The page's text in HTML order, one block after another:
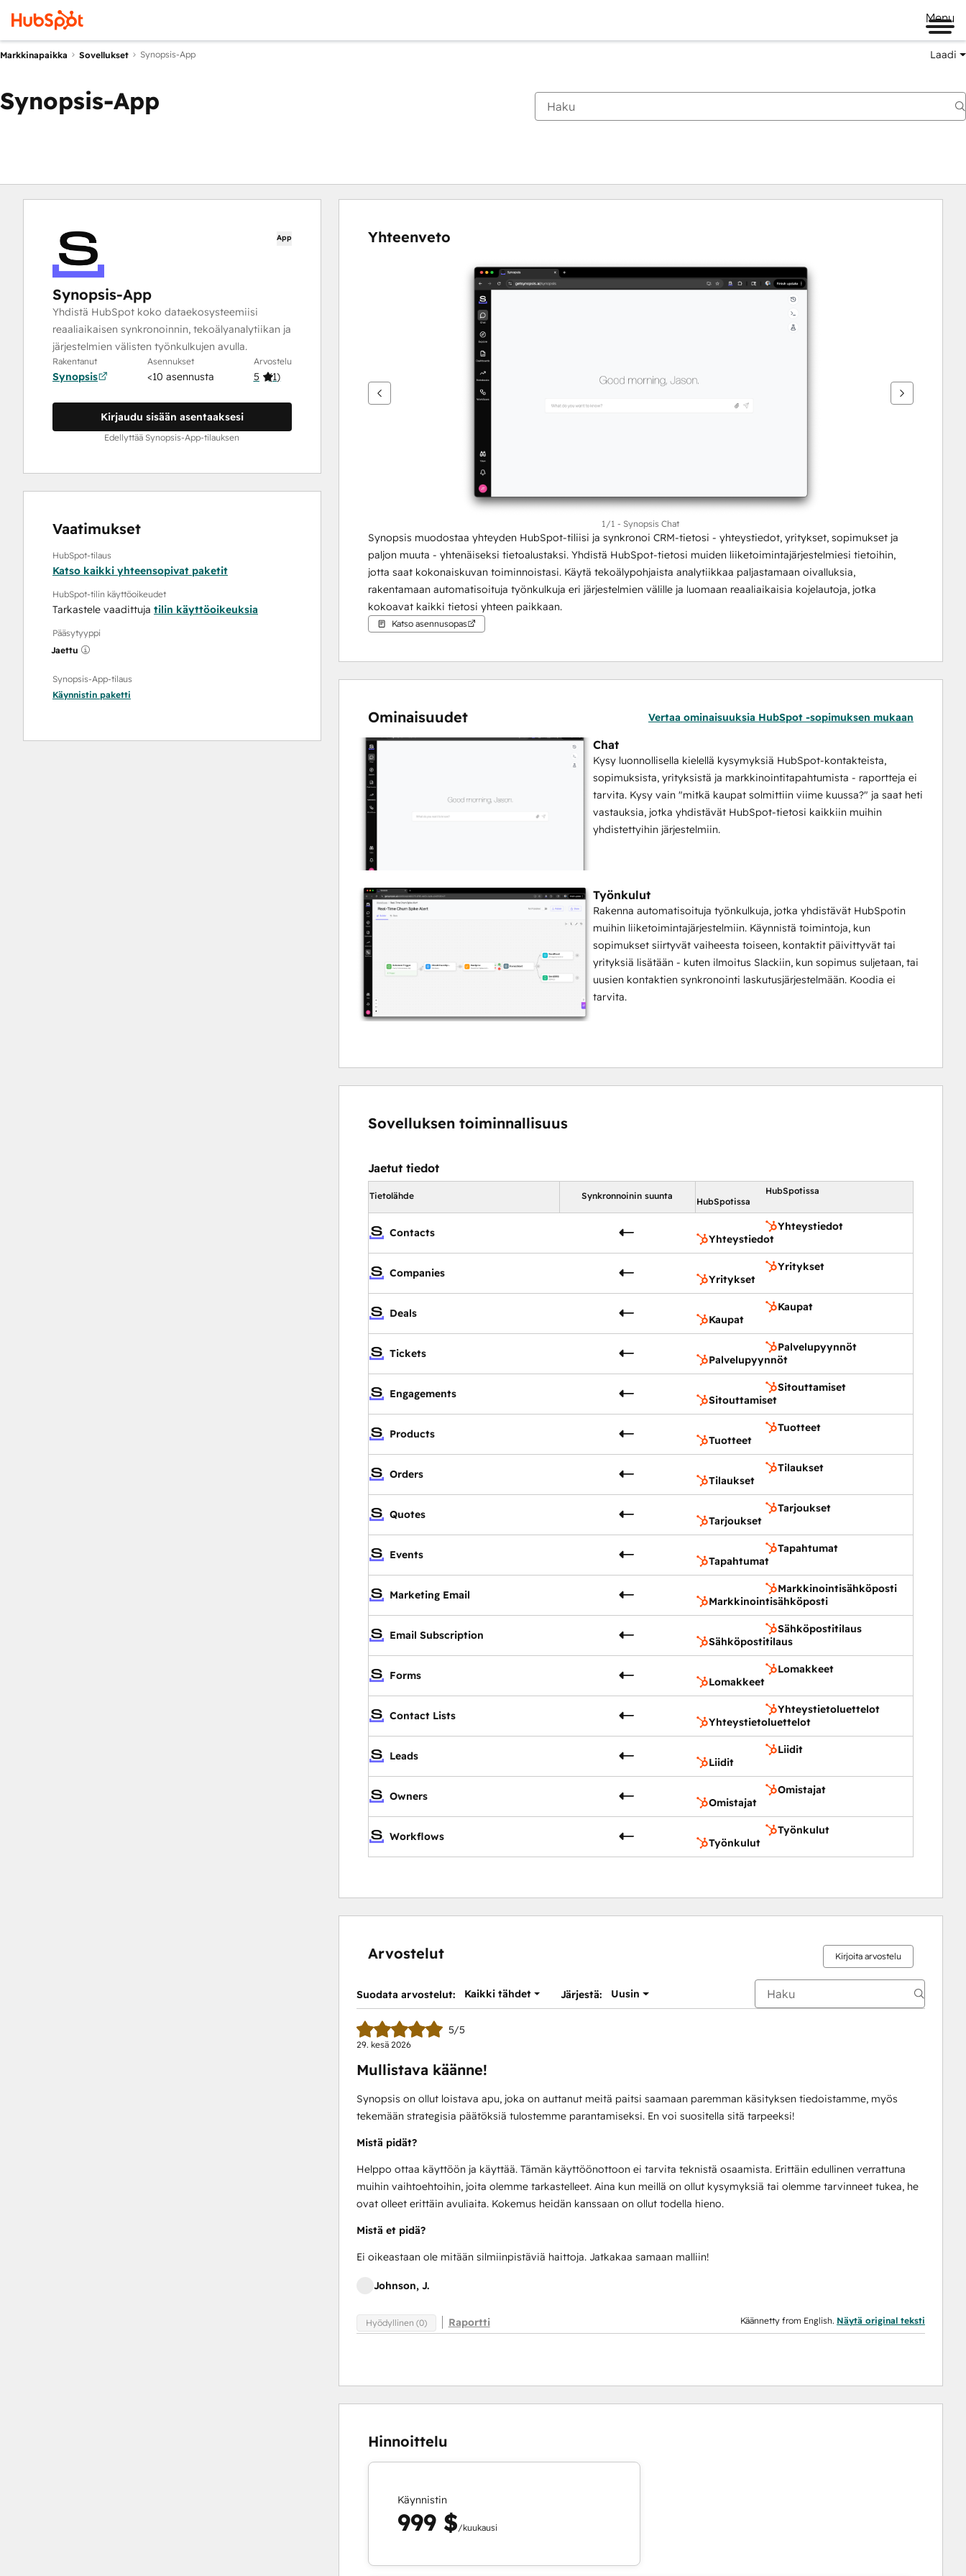
Menu
Markkinapaikka Sovellukset Synopsis-App Laadi
Synopsis-App
App
Synopsis-App
Yhdistä HubSpot koko dataekosysteemiisi
reaaliaikaisen synkronoinnin, tekoälyanalytiikan ja
järjestelmien välisten työnkulkujen avulla.
Rakentanut
Synopsis
Asennukset
<10 asennusta
Arvostelu
5 (1)
Kirjaudu sisään asentaaksesi
Edellyttää Synopsis-App-tilauksen
Vaatimukset
HubSpot-tilaus
Katso kaikki yhteensopivat paketit
HubSpot-tilin käyttöoikeudet
Tarkastele vaadittuja tilin käyttöoikeuksia
Pääsytyyppi
Jaettu
Synopsis-App-tilaus
Käynnistin paketti
Yhteenveto
1/1 - Synopsis Chat
Synopsis muodostaa yhteyden HubSpot-tiliisi ja synkronoi CRM-tietosi - yhteystiedot, yritykset, sopimukset ja
paljon muuta - yhtenäiseksi tietoalustaksi. Yhdistä HubSpot-tietosi muiden liiketoimintajärjestelmiesi tietoihin,
jotta saat kokonaiskuvan toiminnoistasi. Käytä tekoälypohjaista analytiikkaa paljastamaan oivalluksia,
rakentamaan automatisoituja työnkulkuja eri järjestelmien välille ja luomaan reaaliaikaisia kojelautoja, jotka
kokoavat kaikki tietosi yhteen paikkaan.
Katso asennusopas
Ominaisuudet Vertaa ominaisuuksia HubSpot -sopimuksen mukaan
Chat
Kysy luonnollisella kielellä kysymyksiä HubSpot-kontakteista,
sopimuksista, yrityksistä ja markkinointitapahtumista - raportteja ei
tarvita. Kysy vain "mitkä kaupat solmittiin viime kuussa?" ja saat heti
vastauksia, jotka yhdistävät HubSpot-tietosi kaikkiin muihin
yhdistettyihin järjestelmiin.
Työnkulut
Rakenna automatisoituja työnkulkuja, jotka yhdistävät HubSpotin
muihin liiketoimintajärjestelmiin. Käynnistä toimintoja, kun
sopimukset siirtyvät vaiheesta toiseen, kontaktit päivittyvät tai
yrityksiä lisätään - kuten ilmoitus Slackiin, kun sopimus suljetaan, tai
uusien kontaktien synkronointi laskutusjärjestelmään. Koodia ei
tarvita.
Sovelluksen toiminnallisuus
Jaetut tiedot
Tietolähde Synkronnoinin suunta
HubSpotissa
HubSpotissa
Contacts
Yhteystiedot
Yhteystiedot
Companies
Yritykset
Yritykset
Deals
Kaupat
Kaupat
Tickets
Palvelupyynnöt
Palvelupyynnöt
Engagements
Sitouttamiset
Sitouttamiset
Products
Tuotteet
Tuotteet
Orders
Tilaukset
Tilaukset
Quotes
Tarjoukset
Tarjoukset
Events
Tapahtumat
Tapahtumat
Marketing Email
Markkinointisähköposti
Markkinointisähköposti
Email Subscription
Sähköpostitilaus
Sähköpostitilaus
Forms
Lomakkeet
Lomakkeet
Contact Lists
Yhteystietoluettelot
Yhteystietoluettelot
Leads
Liidit
Liidit
Owners
Omistajat
Omistajat
Workflows
Työnkulut
Työnkulut
Arvostelut Kirjoita arvostelu
Suodata arvostelut: Kaikki tähdet Järjestä: Uusin
5/5
29. kesä 2026
Mullistava käänne!
Synopsis on ollut loistava apu, joka on auttanut meitä paitsi saamaan paremman käsityksen tiedoistamme, myös
tekemään strategisia päätöksiä tulostemme parantamiseksi. En voi suositella sitä tarpeeksi!
Mistä pidät?
Helppo ottaa käyttöön ja käyttää. Tämän käyttöönottoon ei tarvita teknistä osaamista. Erittäin edullinen verrattuna
muihin vaihtoehtoihin, joita olemme tarkastelleet. Aina kun meillä on ollut kysymyksiä tai olemme tarvinneet tukea, he
ovat olleet erittäin avuliaita. Kokemus heidän kanssaan on ollut todella hieno.
Mistä et pidä?
Ei oikeastaan ole mitään silmiinpistäviä haittoja. Jatkakaa samaan malliin!
Johnson, J.
Hyödyllinen (0) Raportti Käännetty from English. Näytä original teksti
Hinnoittelu
Käynnistin
999 $/kuukausi